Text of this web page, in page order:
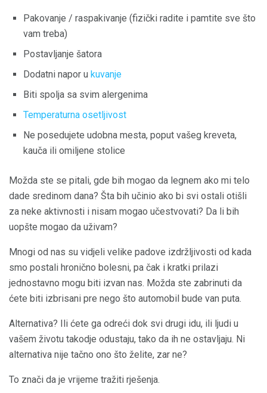
Pakovanje / raspakivanje (fizički radite i pamtite sve što
vam treba)
Postavljanje šatora
Dodatni napor u kuvanje
Biti spolja sa svim alergenima
Temperaturna osetljivost
Ne posedujete udobna mesta, poput vašeg kreveta,
kauča ili omiljene stolice
Možda ste se pitali, gde bih mogao da legnem ako mi telo
dade sredinom dana? Šta bih učinio ako bi svi ostali otišli
za neke aktivnosti i nisam mogao učestvovati? Da li bih
uopšte mogao da uživam?
Mnogi od nas su vidjeli velike padove izdržljivosti od kada
smo postali hronično bolesni, pa čak i kratki prilazi
jednostavno mogu biti izvan nas. Možda ste zabrinuti da
ćete biti izbrisani pre nego što automobil bude van puta.
Alternativa? Ili ćete ga odreći dok svi drugi idu, ili ljudi u
vašem životu takodje odustaju, tako da ih ne ostavljaju. Ni
alternativa nije tačno ono što želite, zar ne?
To znači da je vrijeme tražiti rješenja.